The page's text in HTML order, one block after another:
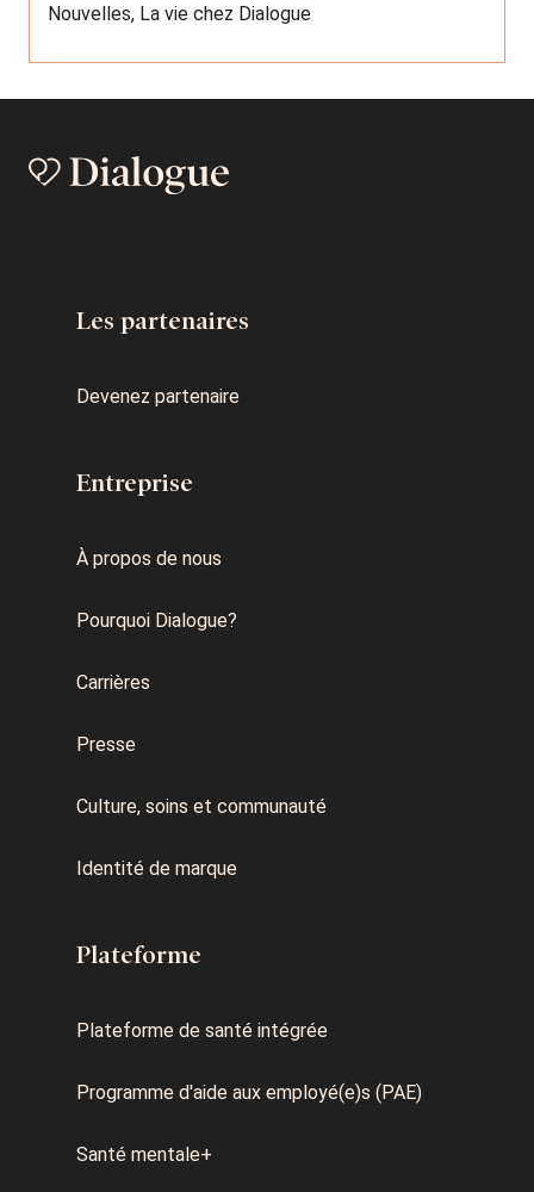
Nouvelles, La vie chez Dialogue
Les partenaires
Devenez partenaire
Entreprise
À propos de nous
Pourquoi Dialogue?
Carrières
Presse
Culture, soins et communauté
Identité de marque
Plateforme
Plateforme de santé intégrée
Programme d'aide aux employé(e)s (PAE)
Santé mentale+